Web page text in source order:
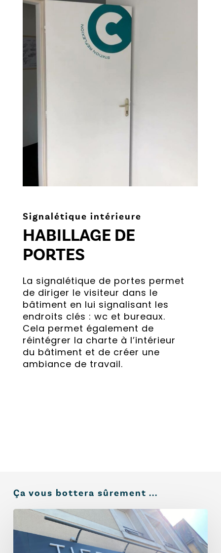
Signalétique intérieure
HABILLAGE DE
PORTES
La signalétique de portes permet
de diriger le visiteur dans le
bâtiment en lui signalisant les
endroits clés : wc et bureaux.
Cela permet également de
réintégrer la charte à l’intérieur
du bâtiment et de créer une
ambiance de travail.
Ça vous bottera sûrement ...
Enseigne
lumineuse